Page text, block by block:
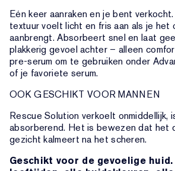
Eén keer aanraken en je bent
textuur voelt licht en fris aan als je het
aanbrengt. Absorbeert snel en laat
plakkerig gevoel achter – alleen
pre-serum om te gebruiken onder
of je favoriete serum.
OOK GESCHIKT VOOR MANNEN
Rescue Solution verkoelt onmiddellijk,
absorberend. Het is bewezen dat het
gezicht kalmeert na het scheren.
Geschikt voor de gevoelige